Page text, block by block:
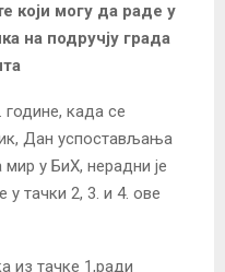
који могу да раде у
на подручју града
године, када се
Дан успостављања
у БиХ, нерадни је
у тачки 2, 3. и 4. ове
из тачке 1,ради